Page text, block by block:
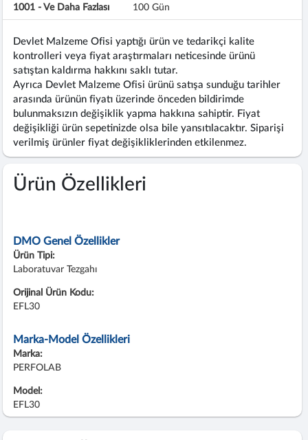
1001 - Ve Daha Fazlası 100 Gün
Devlet Malzeme Ofisi yaptığı ürün ve tedarikçi kalite
kontrolleri veya fiyat araştırmaları neticesinde ürünü
satıştan kaldırma hakkını saklı tutar.
Ayrıca Devlet Malzeme Ofisi ürünü satışa sunduğu tarihler
arasında ürünün fiyatı üzerinde önceden bildirimde
bulunmaksızın değişiklik yapma hakkına sahiptir. Fiyat
değişikliği ürün sepetinizde olsa bile yansıtılacaktır. Siparişi
verilmiş ürünler fiyat değişikliklerinden etkilenmez.
Ürün Özellikleri
DMO Genel Özellikler
Ürün Tipi:
Laboratuvar Tezgahı
Orijinal Ürün Kodu:
EFL30
Marka-Model Özellikleri
Marka:
PERFOLAB
Model:
EFL30